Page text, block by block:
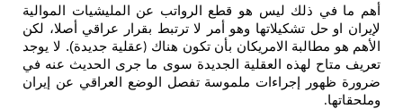
أهم ما في ذلك ليس هو قطع الرواتب عن المليشيات
الموالية
لإيران
او حل تشكيلاتها وهو أمر لا ترتبط بقرار عراقي أصلا، لكن
الأهم هو مطالبة الامريكان بأن تكون هناك (عقلية جديدة). لا يوجد
تعريف متاح لهذه العقلية الجديدة سوى ما جرى الحديث عنه في
ضرورة ظهور إجراءات ملموسة تفصل الوضع العراقي عن
إيران
وملحقاتها.